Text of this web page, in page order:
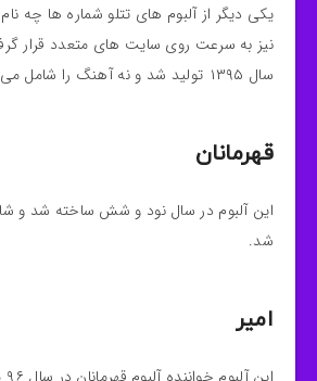
یکی دیگر از آلبوم های تتلو شماره ها چه
نیز به سرعت روی سایت های متعدد قرار
سال ۱۳۹۵ تولید شد و نه آهنگ را شامل می شود.
قهرمانان
این آلبوم در سال نود و شش ساخته شد و
شد.
امیر